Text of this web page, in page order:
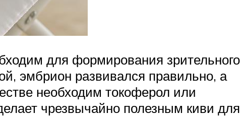
для формирования зрительного
эмбрион развивался правильно, а
необходим токоферол или
чрезвычайно полезным киви для